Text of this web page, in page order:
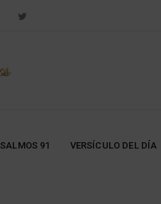
SALMOS 91 VERSÍCULO DEL DÍA